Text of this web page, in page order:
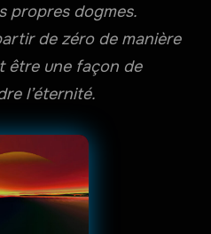
propres dogmes.
de zéro de manière
être une façon de
l’éternité.